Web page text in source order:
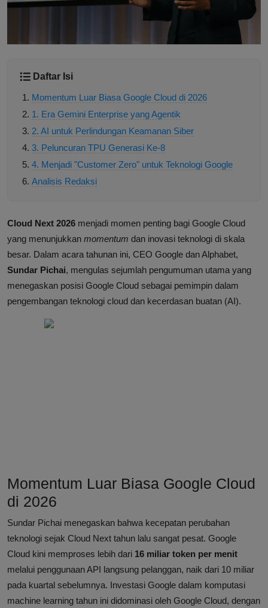
Daftar Isi
Momentum Luar Biasa Google Cloud di 2026
1. Era Gemini Enterprise yang Agentik
2. AI untuk Perlindungan Keamanan Siber
3. Peluncuran TPU Generasi Ke-8
4. Menjadi "Customer Zero" untuk Teknologi Google
Analisis Redaksi
Cloud Next 2026 menjadi momen penting bagi Google Cloud
yang menunjukkan momentum dan inovasi teknologi di skala
besar. Dalam acara tahunan ini, CEO Google dan Alphabet,
Sundar Pichai, mengulas sejumlah pengumuman utama yang
menegaskan posisi Google Cloud sebagai pemimpin dalam
pengembangan teknologi cloud dan kecerdasan buatan (AI).
Momentum Luar Biasa Google Cloud
di 2026
Sundar Pichai menegaskan bahwa kecepatan perubahan
teknologi sejak Cloud Next tahun lalu sangat pesat. Google
Cloud kini memproses lebih dari 16 miliar token per menit
melalui penggunaan API langsung pelanggan, naik dari 10 miliar
pada kuartal sebelumnya. Investasi Google dalam komputasi
machine learning tahun ini didominasi oleh Google Cloud, dengan